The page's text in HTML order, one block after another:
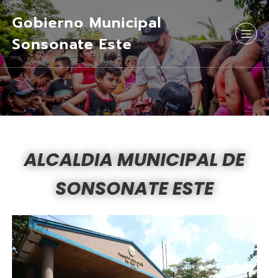
Gobierno Municipal
Sonsonate Este
ALCALDIA MUNICIPAL DE
SONSONATE ESTE